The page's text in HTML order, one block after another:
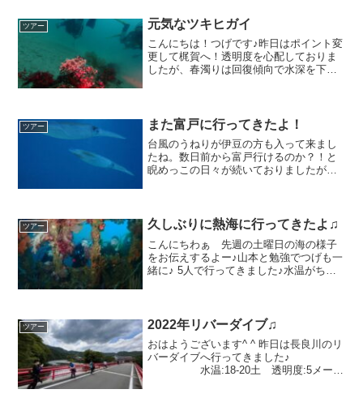
ツアー 元気なツキヒガイ
こんにちは！つげです♪昨日はポイント変
更して梶賀へ！透明度を心配しておりま
したが、春濁りは回復傾向で水深を下げ
しまして。梶...
ツアー また富戸に行ってきたよ！
台風のうねりが伊豆の方も入って来まし
たね。数日前から富戸行けるのか？！と
睨めっこの日々が続いておりましたが、
（最低18度前後）...
ツアー 久しぶりに熱海に行ってきたよ♫
こんにちわぁ 先週の土曜日の海の様子
をお伝えするよー♪山本と勉強でつげも一
緒に♪ 5人で行ってきました♪水温がちょ
にはたまらない...
ツアー 2022年リバーダイブ♫
おはようございます^ ^ 昨日は長良川のリ
バーダイブへ行ってきました♪
水温:18-20土 透明度:5メート